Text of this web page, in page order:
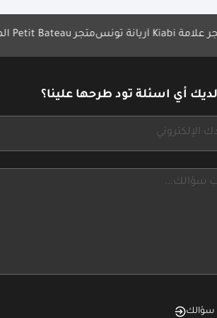
متجر Petit Bateau المرسى تونس
أي اسئلة تود طرحها علينا؟
سؤالك